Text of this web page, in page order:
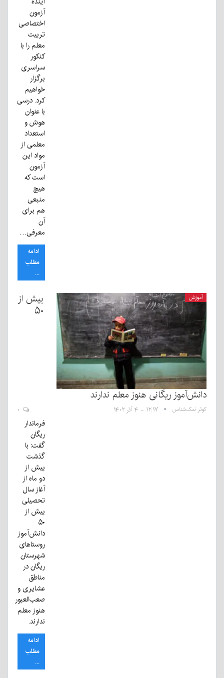
آزمون
اختصاصی
تربیت
معلم را با
کنکور
سراسری
برگزار
خواهیم
کرد. درسی
با عنوان
هوش و
استعداد
معلمی از
مواد این
آزمون
است که‌
هیچ
منبعی
هم برای
آن
معرفی…
ادامه
مطلب
...
آموزش
بیش از
۵۰
دانش‌آموز ریگانی هنوز معلم ندارند
کوثر نمک‌شناس ۱۲:۱۷ - ۴ آذر ۱۴۰۲
فرماندار
ریگان
گفت: با
گذشت
بیش از
دو ماه از
آغاز سال
تحصیلی
بیش از
۵۰
دانش‌آموز
روستاهای
شهرستان
ریگان در
مناطق
عشایری و
صعب‌العبور
هنوز معلم
ندارند.
ادامه
مطلب
...